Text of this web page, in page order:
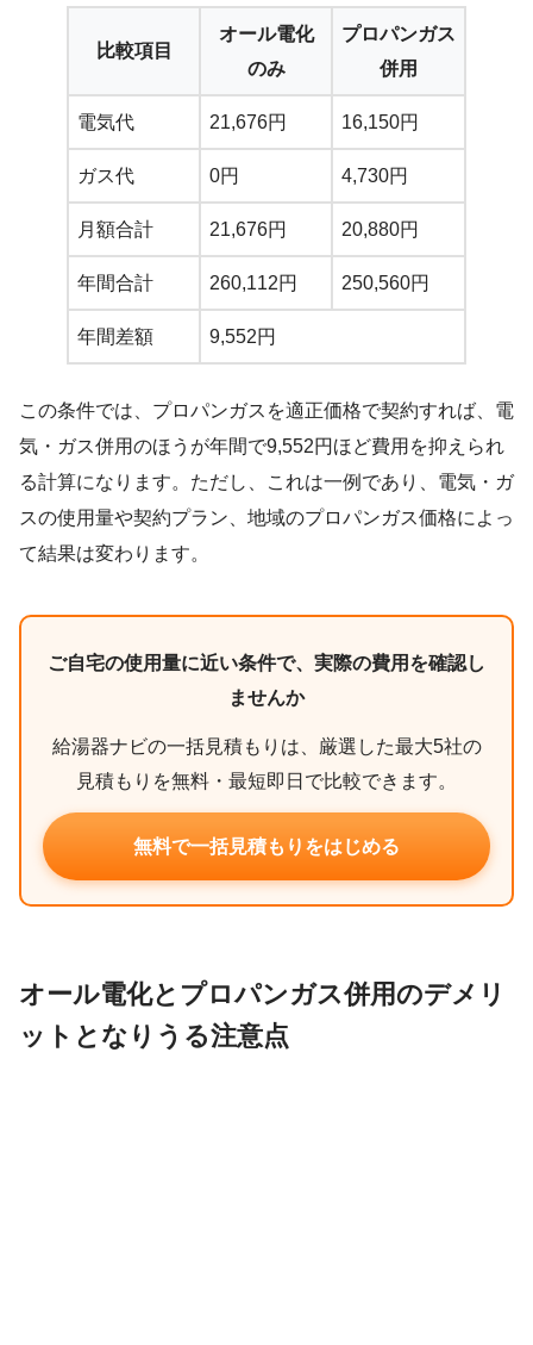
比較項目
オール電化
のみ
プロパンガス
併用
電気代 21,676円 16,150円
ガス代 0円 4,730円
月額合計 21,676円 20,880円
年間合計 260,112円 250,560円
年間差額 9,552円
この条件では、プロパンガスを適正価格で契約すれば、電
気・ガス併用のほうが年間で9,552円ほど費用を抑えられ
る計算になります。ただし、これは一例であり、電気・ガ
スの使用量や契約プラン、地域のプロパンガス価格によっ
て結果は変わります。
ご自宅の使用量に近い条件で、実際の費用を確認し
ませんか
給湯器ナビの一括見積もりは、厳選した最大5社の
見積もりを無料・最短即日で比較できます。
無料で一括見積もりをはじめる
オール電化とプロパンガス併用のデメリ
ットとなりうる注意点